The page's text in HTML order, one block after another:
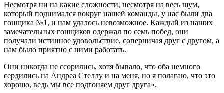
Несмотря ни на какие сложности, несмотря на весь шум,
который поднимался вокруг нашей команды, у нас были два
гонщика №1, и нам удалось невозможное. Каждый из наших
замечательных гонщиков одержал по семь побед, они
получали истинное удовольствие, соперничая друг с другом, а
нам было приятно с ними работать.
Они никогда не ссорились, хотя бывало, что оба немного
сердились на Андреа Стеллу и на меня, но я полагаю, что это
хорошо, ведь мы все подгоняем друг друга».